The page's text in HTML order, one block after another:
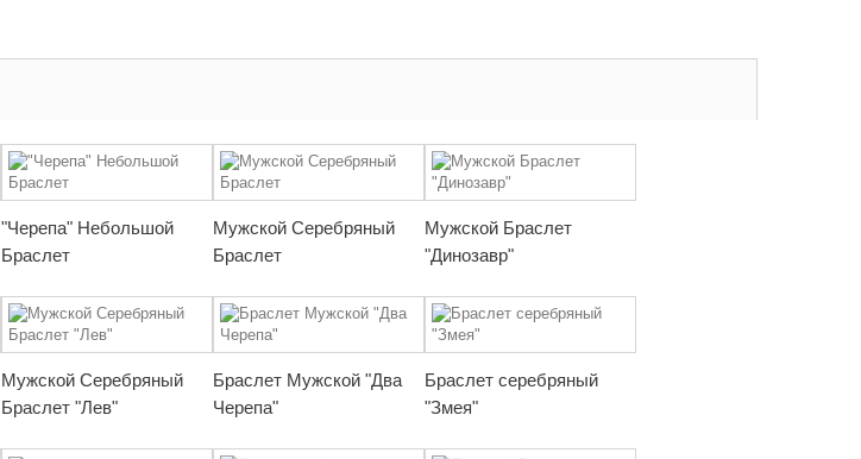
"Черепа" Небольшой
Браслет
Мужской Серебряный
Браслет
Мужской Браслет
"Динозавр"
Мужской Серебряный
Браслет "Лев"
Браслет Мужской "Два
Черепа"
Браслет серебряный
"Змея"